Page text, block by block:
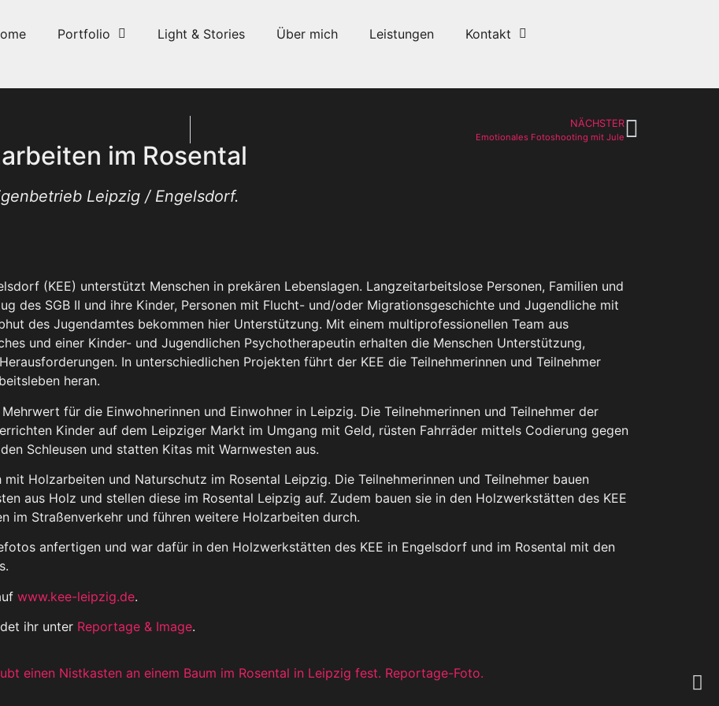
Portfolio Light & Stories Über mich Leistungen Kontakt
NÄCHSTER
Emotionales Fotoshooting mit Jule
im Rosental
Leipzig / Engelsdorf.
(KEE) unterstützt Menschen in prekären Lebenslagen. Langzeitarbeitslose Personen, Familien und
des SGB II und ihre Kinder, Personen mit Flucht- und/oder Migrationsgeschichte und Jugendliche mit
des Jugendamtes bekommen hier Unterstützung. Mit einem multiprofessionellen Team aus
und einer Kinder- und Jugendlichen Psychotherapeutin erhalten die Menschen Unterstützung,
In unterschiedlichen Projekten führt der KEE die Teilnehmerinnen und Teilnehmer
heran.
für die Einwohnerinnen und Einwohner in Leipzig. Die Teilnehmerinnen und Teilnehmer der
Kinder auf dem Leipziger Markt im Umgang mit Geld, rüsten Fahrräder mittels Codierung gegen
Schleusen und statten Kitas mit Warnwesten aus.
Holzarbeiten und Naturschutz im Rosental Leipzig. Die Teilnehmerinnen und Teilnehmer bauen
aus Holz und stellen diese im Rosental Leipzig auf. Zudem bauen sie in den Holzwerkstätten des KEE
im Straßenverkehr und führen weitere Holzarbeiten durch.
anfertigen und war dafür in den Holzwerkstätten des KEE in Engelsdorf und im Rosental mit den
www.kee-leipzig.de.
ihr unter Reportage & Image.